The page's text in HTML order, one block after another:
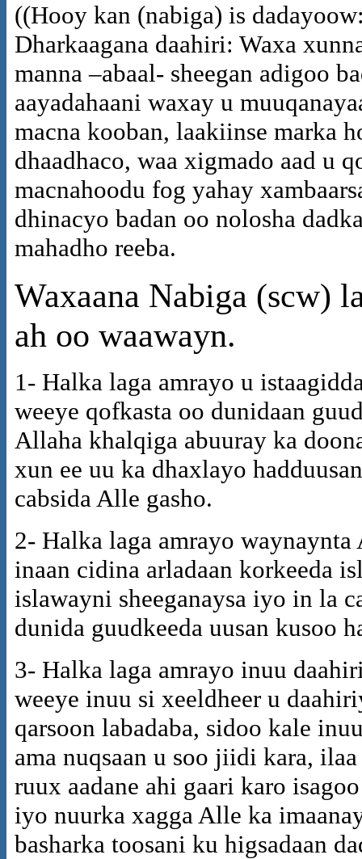
((Hooy kan (nabiga) is
Dharkaagana daahiri: Waxa
manna –abaal- sheegan adigoo
aayadahaani waxay u
macna kooban, laakiinse marka
dhaadhaco, waa xigmado aad u
macnahoodu fog yahay
dhinacyo badan oo nolosha
mahadho reeba.
Waxaana Nabiga (scw)
ah oo waawayn.
1- Halka laga amrayo u
weeye qofkasta oo dunidaan
Allaha khalqiga abuuray ka
xun ee uu ka dhaxlayo
cabsida Alle gasho.
2- Halka laga amrayo
inaan cidina arladaan korkeeda
islawayni sheeganaysa iyo in la
dunida guudkeeda uusan kusoo
3- Halka laga amrayo inuu
weeye inuu si xeeldheer u
qarsoon labadaba, sidoo kale
ama nuqsaan u soo jiidi kara,
ruux aadane ahi gaari karo
iyo nuurka xagga Alle ka
basharka toosani ku higsadaan